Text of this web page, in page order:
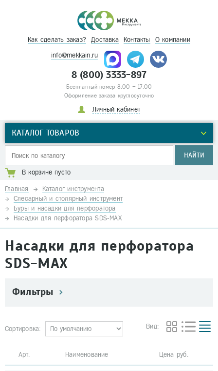
Как сделать заказ? Доставка Контакты О компании
info@mekkain.ru
8 (800) 3333-897
Бесплатный номер 8:00 – 17:00
Оформление заказа круглосуточно
Личный кабинет
КАТАЛОГ ТОВАРОВ
НАЙТИ
В корзине пусто
Главная
Каталог инструмента
Слесарный и столярный инструмент
Буры и насадки для перфоратора
Насадки для перфоратора SDS-MAX
Насадки для перфоратора
SDS-MAX
Фильтры
Сортировка: Вид:
Арт. Наименование Цена руб.